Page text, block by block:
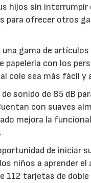
hijos sin interrumpir
para ofrecer otros
gama de
papelería con los
cole sea más fácil y
sonido de 85 dB
con suaves
mejora la
de iniciar
niños a aprender
112 tarjetas de